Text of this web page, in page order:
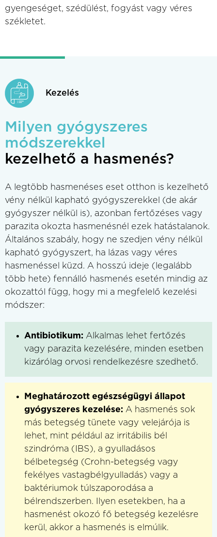
gyengeséget, szédülést, fogyást vagy véres
székletet.
Kezelés
Milyen gyógyszeres
módszerekkel
kezelhető a hasmenés?
A legtöbb hasmenéses eset otthon is kezelhető
vény nélkül kapható gyógyszerekkel (de akár
gyógyszer nélkül is), azonban fertőzéses vagy
parazita okozta hasmenésnél ezek hatástalanok.
Általános szabály, hogy ne szedjen vény nélkül
kapható gyógyszert, ha lázas vagy véres
hasmenéssel küzd. A hosszú ideje (legalább
több hete) fennálló hasmenés esetén mindig az
okozattól függ, hogy mi a megfelelő kezelési
módszer:
Antibiotikum: Alkalmas lehet fertőzés
vagy parazita kezelésére, minden esetben
kizárólag orvosi rendelkezésre szedhető.
Meghatározott egészségügyi állapot
gyógyszeres kezelése: A hasmenés sok
más betegség tünete vagy velejárója is
lehet, mint például az irritábilis bél
szindróma (IBS), a gyulladásos
bélbetegség (Crohn-betegség vagy
fekélyes vastagbélgyulladás) vagy a
baktériumok túlszaporodása a
bélrendszerben. Ilyen esetekben, ha a
hasmenést okozó fő betegség kezelésre
kerül, akkor a hasmenés is elmúlik.